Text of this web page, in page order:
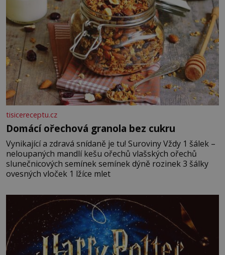
tisicereceptu.cz
Domácí ořechová granola bez cukru
Vynikající a zdravá snídaně je tu! Suroviny Vždy 1 šálek –
neloupaných mandlí kešu ořechů vlašských ořechů
slunečnicových semínek semínek dýně rozinek 3 šálky
ovesných vloček 1 lžíce mlet